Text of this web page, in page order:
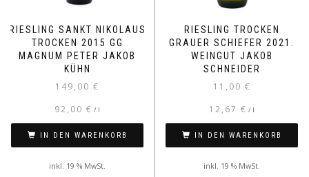
RIESLING SANKT NIKOLAUS
TROCKEN 2015 GG
MAGNUM PETER JAKOB
KÜHN
149,00 €
92,00 € / l
IN DEN WARENKORB
inkl. 19 % MwSt.
RIESLING TROCKEN
GRAUER SCHIEFER 2021.
WEINGUT JAKOB
SCHNEIDER
11,00 €
12,67 € / l
IN DEN WARENKORB
inkl. 19 % MwSt.